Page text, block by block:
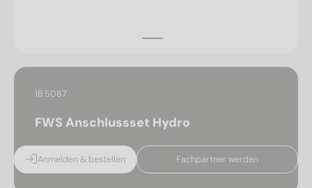
18.5087
FWS Anschlussset Hydro
Anmelden & bestellen Fachpartner werden